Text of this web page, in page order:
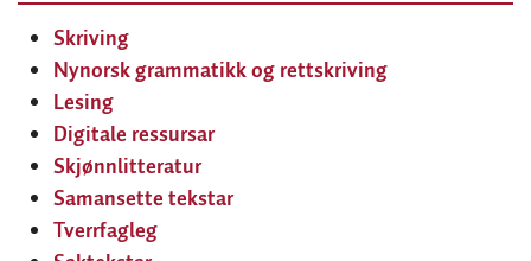
Skriving
Nynorsk grammatikk og rettskriving
Lesing
Digitale ressursar
Skjønnlitteratur
Samansette tekstar
Tverrfagleg